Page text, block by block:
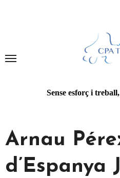
Sense esforç i
Arnau
d’Espanya